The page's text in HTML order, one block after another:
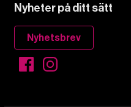
Nyheter på ditt sätt
Nyhetsbrev